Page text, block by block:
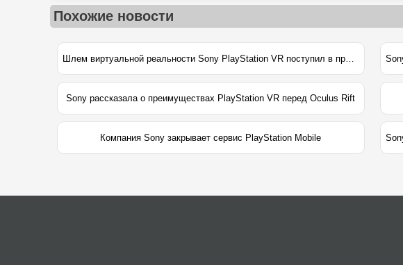
Похожие новости
Sony рассказала о преимуществах PlayStation VR перед Oculus Rift
Компания Sony закрывает сервис PlayStation Mobile